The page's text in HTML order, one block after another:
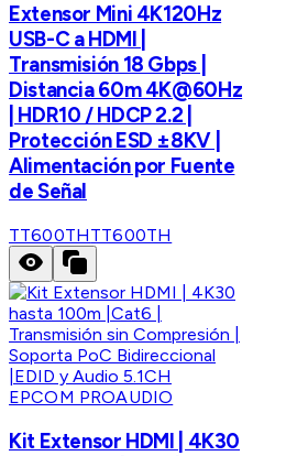
Extensor Mini 4K120Hz
USB-C a HDMI |
Transmisión 18 Gbps |
Distancia 60m 4K@60Hz
| HDR10 / HDCP 2.2 |
Protección ESD ±8KV |
Alimentación por Fuente
de Señal
TT600THTT600TH
EPCOM PROAUDIO
Kit Extensor HDMI | 4K30